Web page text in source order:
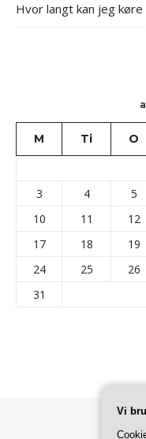
Hvor langt kan jeg
M Ti O
3
4 5
10
11 12
17
18 19
24
25 26
31
Vi